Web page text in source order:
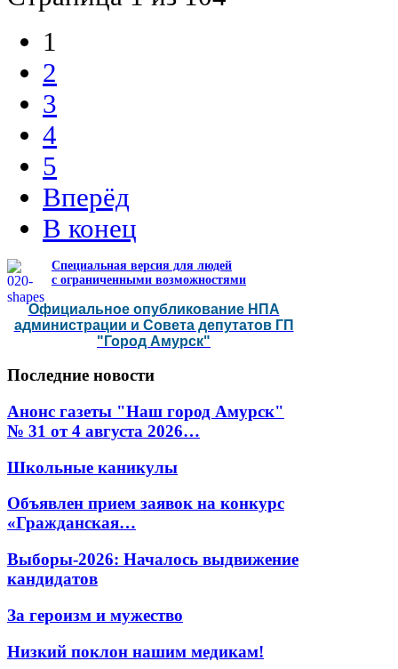
1
2
3
4
5
Вперёд
В конец
Специальная версия для людей
с ограниченными возможностями
Официальное опубликование НПА
администрации и Совета депутатов ГП
"Город Амурск"
Последние новости
Анонс газеты "Наш город Амурск"
№ 31 от 4 августа 2026…
Школьные каникулы
Объявлен прием заявок на конкурс
«Гражданская…
Выборы-2026: Началось выдвижение
кандидатов
За героизм и мужество
Низкий поклон нашим медикам!